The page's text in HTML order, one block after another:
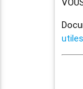
utiles